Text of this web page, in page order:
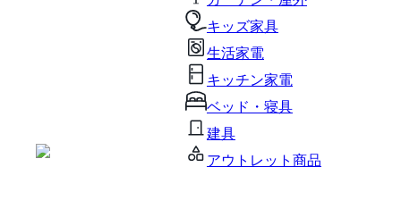
キッズ家具
生活家電
キッチン家電
ベッド・寝具
建具
アウトレット商品